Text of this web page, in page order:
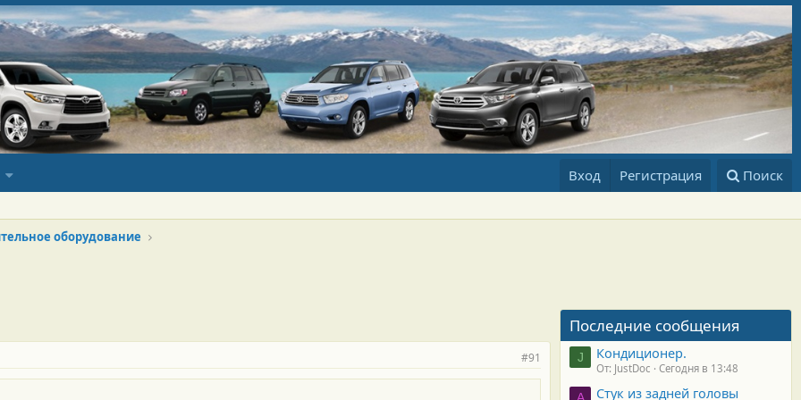
Вход Регистрация Поиск
оборудование
#91
Последние сообщения
J Кондиционер.
От: JustDoc Сегодня в 13:48
Стук из задней головы